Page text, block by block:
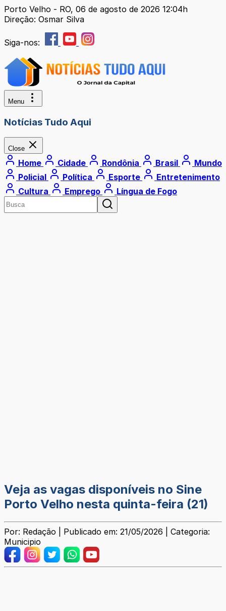
Porto Velho - RO, 06 de agosto de 2026 12:04h
Direção: Osmar Silva
Siga-nos:
Menu
Notícias Tudo Aqui
Close
Home Cidade Rondônia Brasil
Mundo
Policial
Política Esporte
Entretenimento
Cultura
Emprego Língua de Fogo
Veja as vagas disponíveis no Sine
Porto Velho nesta quinta-feira (21)
Por: Redação | Publicado em: 21/05/2026 | Categoria:
Municipio